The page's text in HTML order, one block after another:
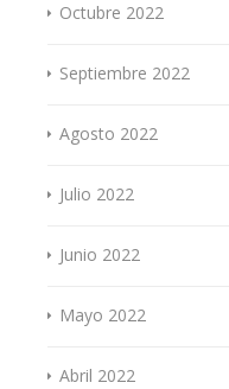
Octubre 2022
Septiembre 2022
Agosto 2022
Julio 2022
Junio 2022
Mayo 2022
Abril 2022